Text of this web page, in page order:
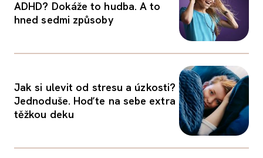
ADHD? Dokáže to hudba. A to
hned sedmi způsoby
Jak si ulevit od stresu a úzkosti?
Jednoduše. Hoďte na sebe extra
těžkou deku